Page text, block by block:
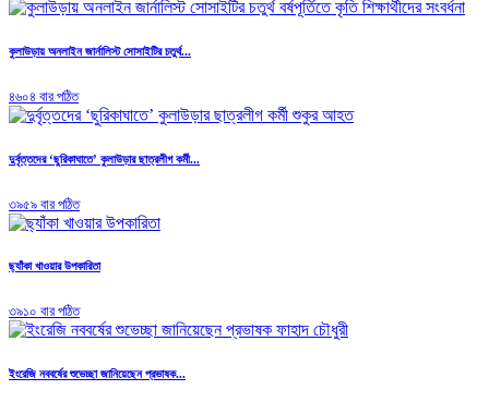
কুলাউড়ায় অনলাইন জার্নালিস্ট সোসাইটির চতুর্থ...
৪৬০৪ বার পঠিত
দুর্বৃত্তদের ‘ছুরিকাঘাতে’ কুলাউড়ার ছাত্রলীগ কর্মী...
৩৯৫৯ বার পঠিত
ছ্যাঁকা খাওয়ার উপকারিতা
৩৯১০ বার পঠিত
ইংরেজি নববর্ষের শুভেচ্ছা জানিয়েছেন প্রভাষক...